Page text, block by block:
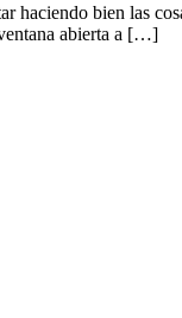
haciendo bien las
abierta a […]